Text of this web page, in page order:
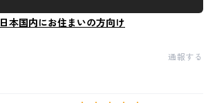
日本国内にお住まいの方向け
通報する